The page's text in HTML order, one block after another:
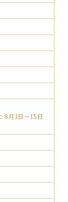
8月1日～15日